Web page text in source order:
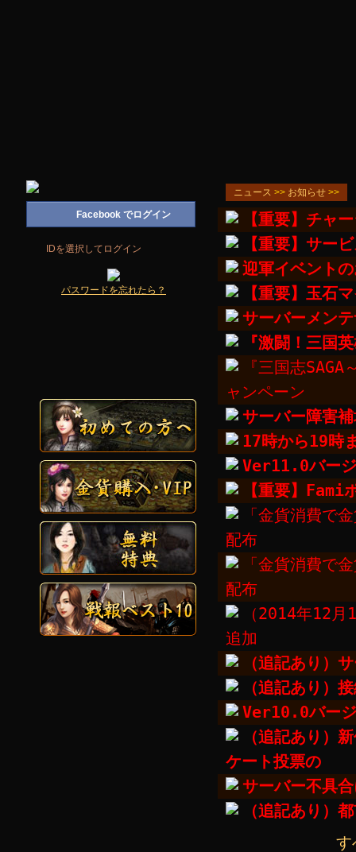
ニュース >> お知らせ>>
【重要】チャ
【重要】サー
迎軍イベント
【重要】玉石
サーバーメン
『激闘！三国
『三国志
ャンペーン
サーバー障害
17時から19時
Ver11.0バージ
【重要】Fami
「金貨消費で
配布
「金貨消費で
配布
（2014年12
追加
（追記あり）
（追記あり）
Ver10.0バージ
（追記あり）
ケート投票の
サーバー不具
（追記あり）
す